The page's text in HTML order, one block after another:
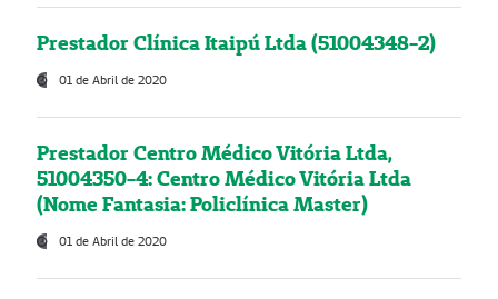
Prestador Clínica Itaipú Ltda (51004348-2)
01 de Abril de 2020
Prestador Centro Médico Vitória Ltda,
51004350-4: Centro Médico Vitória Ltda
(Nome Fantasia: Policlínica Master)
01 de Abril de 2020